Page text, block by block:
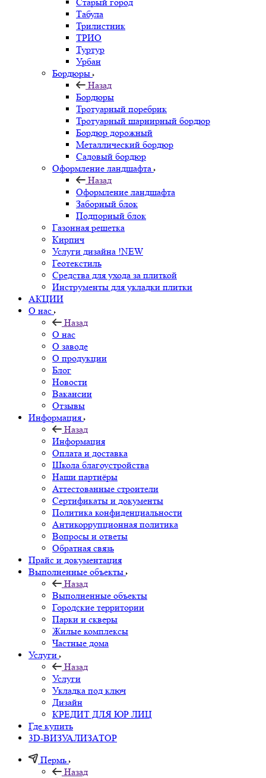
Табула
Трилистник
ТРИО
Туртур
Урбан
Бордюры
Назад
Бордюры
Тротуарный поребрик
Тротуарный шарнирный бордюр
Бордюр дорожный
Металлический бордюр
Садовый бордюр
Оформление ландшафта
Назад
Оформление ландшафта
Заборный блок
Подпорный блок
Газонная решетка
Кирпич
Услуги дизайна !NEW
Геотекстиль
Средства для ухода за плиткой
Инструменты для укладки плитки
АКЦИИ
О нас
Назад
О нас
О заводе
О продукции
Блог
Новости
Вакансии
Отзывы
Информация
Назад
Информация
Оплата и доставка
Школа благоустройства
Наши партнёры
Аттестованные строители
Сертификаты и документы
Политика конфиденциальности
Антикоррупционная политика
Вопросы и ответы
Обратная связь
Прайс и документация
Выполненные объекты
Назад
Выполненные объекты
Городские территории
Парки и скверы
Жилые комплексы
Частные дома
Услуги
Назад
Услуги
Укладка под ключ
Дизайн
КРЕДИТ ДЛЯ ЮР ЛИЦ
Где купить
3D-ВИЗУАЛИЗАТОР
Пермь
Назад